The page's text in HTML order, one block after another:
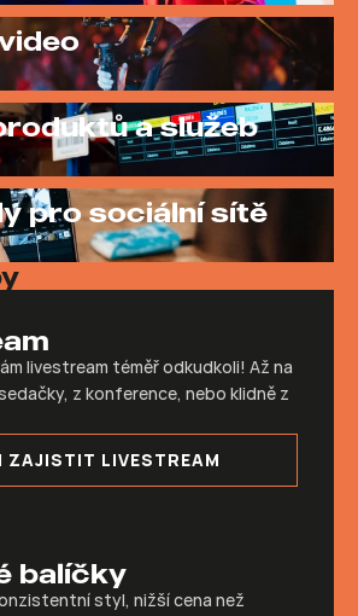
a služeb
pro sociální sítě
livestream téměř odkudkoli! Až na
z konference, nebo klidně z
ZAJISTIT LIVESTREAM
balíčky
styl, nižší cena než